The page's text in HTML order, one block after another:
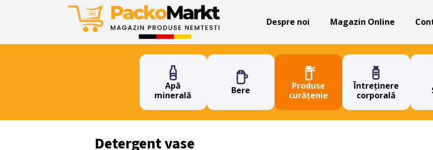
Despre noi Magazin Online
Apă
minerală
Bere
Produse
curățenie
Întreținere
corporală
Detergent vase